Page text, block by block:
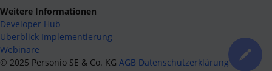
Weitere Informationen
Developer Hub
Überblick Implementierung
Webinare
© 2025 Personio SE & Co. KG AGB Datenschutzerklärung